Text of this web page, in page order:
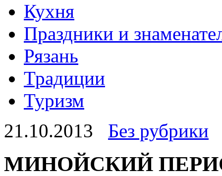
Кухня
Праздники и
Рязань
Традиции
Туризм
21.10.2013
Без рубрики
МИНОЙСКИЙ